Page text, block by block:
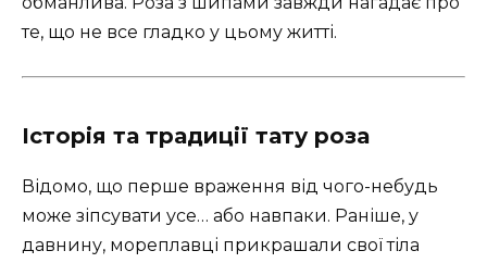
те, що не все гладко у цьому житті.
Історія та традиції тату роза
Відомо, що перше враження від чого-небудь
може зіпсувати усе… або навпаки. Раніше, у
давнину, мореплавці прикрашали свої тіла